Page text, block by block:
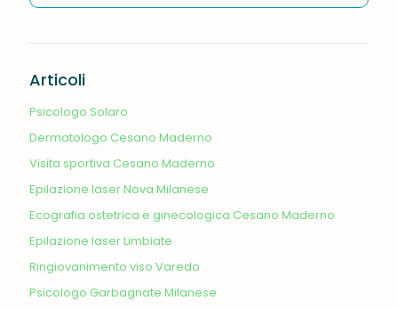
Articoli
Psicologo Solaro
Dermatologo Cesano Maderno
Visita sportiva Cesano Maderno
Epilazione laser Nova Milanese
Ecografia ostetrica e ginecologica Cesano Maderno
Epilazione laser Limbiate
Ringiovanimento viso Varedo
Psicologo Garbagnate Milanese